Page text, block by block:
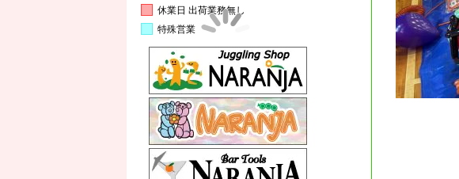
休業日 出荷業務無し
特殊営業